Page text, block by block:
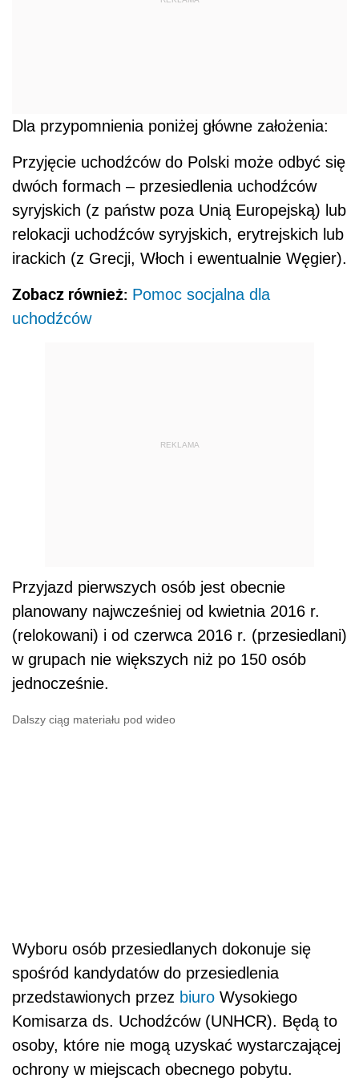
Dla przypomnienia poniżej główne założenia:
Przyjęcie uchodźców do Polski może odbyć się
dwóch formach – przesiedlenia uchodźców
syryjskich (z państw poza Unią Europejską) lub
relokacji uchodźców syryjskich, erytrejskich lub
irackich (z Grecji, Włoch i ewentualnie Węgier).
Zobacz również: Pomoc socjalna dla
uchodźców
REKLAMA
Przyjazd pierwszych osób jest obecnie
planowany najwcześniej od kwietnia 2016 r.
(relokowani) i od czerwca 2016 r. (przesiedlani)
w grupach nie większych niż po 150 osób
jednocześnie.
Dalszy ciąg materiału pod wideo
Wyboru osób przesiedlanych dokonuje się
spośród kandydatów do przesiedlenia
przedstawionych przez biuro Wysokiego
Komisarza ds. Uchodźców (UNHCR). Będą to
osoby, które nie mogą uzyskać wystarczającej
ochrony w miejscach obecnego pobytu.